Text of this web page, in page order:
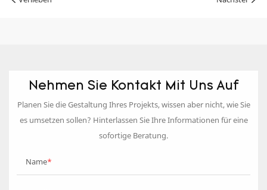
Nehmen Sie Kontakt Mit Uns Auf
Planen Sie die Gestaltung Ihres Projekts, wissen aber nicht, wie Sie
es umsetzen sollen? Hinterlassen Sie Ihre Informationen für eine
sofortige Beratung.
Name